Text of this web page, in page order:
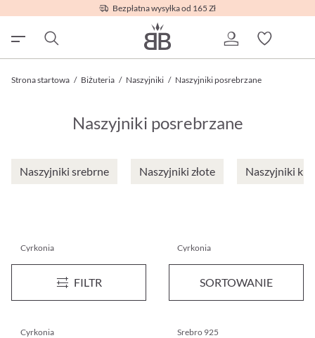
Bezpłatna wysyłka od 165 Zł
Strona startowa / Biżuteria / Naszyjniki / Naszyjniki posrebrzane
Naszyjniki posrebrzane
Naszyjniki srebrne Naszyjniki złote Naszyjniki
FILTR SORTOWANIE
Cyrkonia
Naszyjnik - Fine and Fancy Silver
Wyprzedaż
Cyrkonia
Naszyjnik - Silver Valentine
45,00 zł*
Cyrkonia Srebro 925